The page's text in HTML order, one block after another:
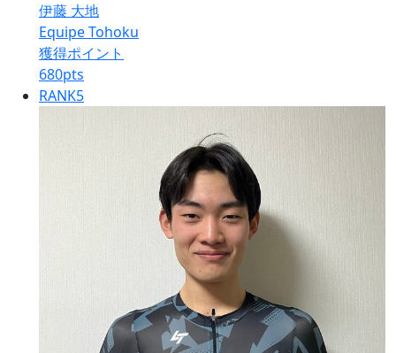
伊藤 大地
Equipe Tohoku
獲得ポイント
680pts
RANK5